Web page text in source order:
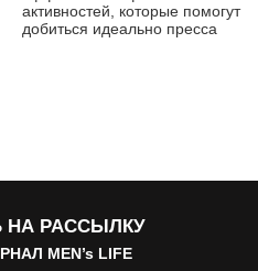
активностей, которые помогут
добиться идеально пресса
РАССЫЛКУ
MEN’s LIFE